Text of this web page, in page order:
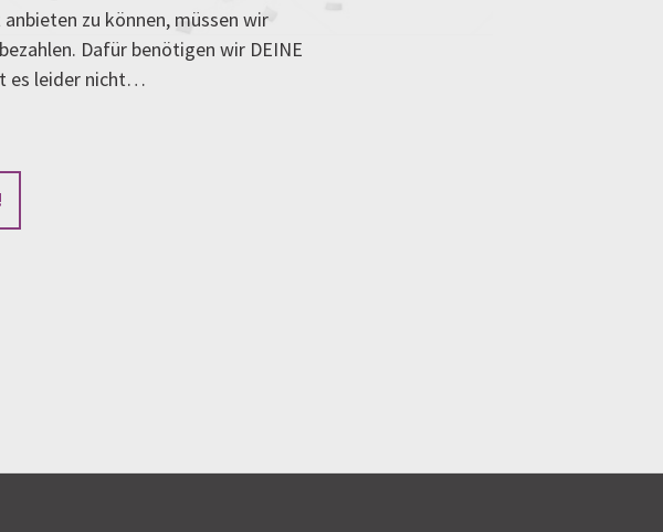
zu können, müssen wir
Dafür benötigen wir DEINE
es leider nicht…